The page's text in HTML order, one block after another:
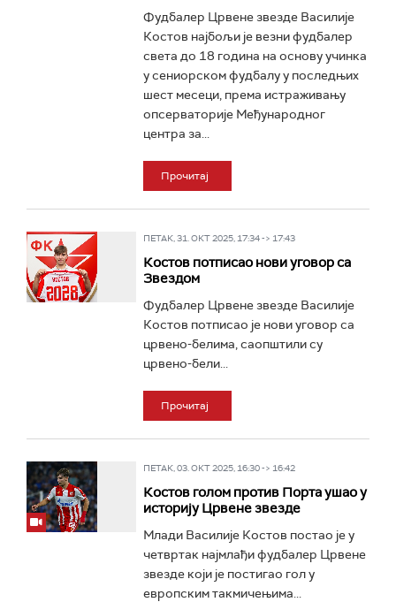
Фудбалер Црвене звезде Василије
Костов најбољи је везни фудбалер
света до 18 година на основу учинка
у сениорском фудбалу у последњих
шест месеци, према истраживању
опсерваторије Међународног
центра за...
Прочитај
ПЕТАК, 31. ОКТ 2025, 17:34 -> 17:43
Костов потписао нови уговор са
Звездом
Фудбалер Црвене звезде Василије
Костов потписао је нови уговор са
црвено-белима, саопштили су
црвено-бели...
Прочитај
ПЕТАК, 03. ОКТ 2025, 16:30 -> 16:42
Костов голом против Порта ушао у
историју Црвене звезде
Млади Василије Костов постао је у
четвртак најмлађи фудбалер Црвене
звезде који је постигао гол у
европским такмичењима...